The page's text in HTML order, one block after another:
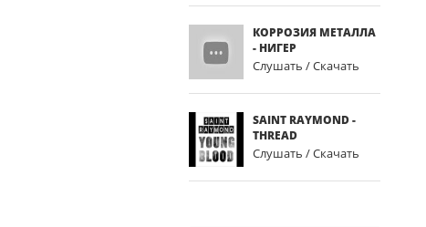
КОРРОЗИЯ МЕТАЛЛА
- НИГЕР
Слушать / Скачать
SAINT RAYMOND -
THREAD
Слушать / Скачать